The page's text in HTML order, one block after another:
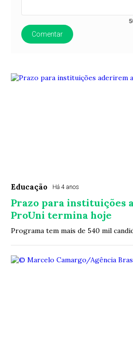
Comentar
Educação Há 4 anos
Prazo para instituições
ProUni termina hoje
Programa tem mais de 540 mil